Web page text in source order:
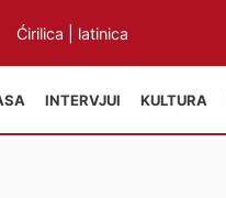
Ćirilica latinica
INTERVJUI KULTURA